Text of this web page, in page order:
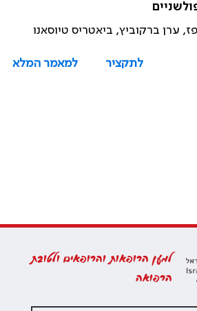
ערן ברקוביץ, ביאטריס טיוסאנו
לתקציר
למאמר המלא
למען הרופאות והרופאים ולטובת
הרפואה